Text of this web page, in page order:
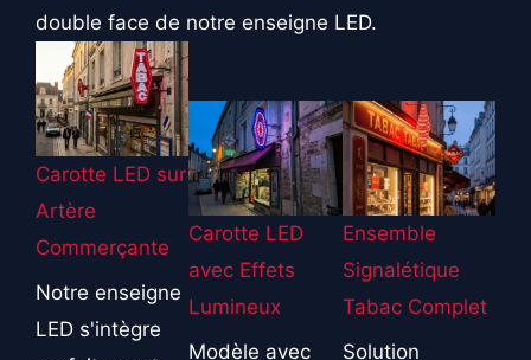
double face de notre enseigne LED.
Carotte LED sur
Artère
Commerçante
Notre enseigne
LED s'intègre
Carotte LED
avec Effets
Lumineux
Modèle avec
Ensemble
Signalétique
Tabac Complet
Solution